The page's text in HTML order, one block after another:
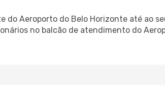
do Aeroporto do Belo Horizonte até ao
no balcão de atendimento do